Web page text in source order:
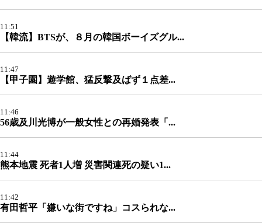
11:51
【韓流】BTSが、８月の韓国ボーイズグル...
11:47
【甲子園】遊学館、猛反撃及ばず１点差...
11:46
56歳及川光博が一般女性との再婚発表「...
11:44
熊本地震 死者1人増 災害関連死の疑い1...
11:42
有田哲平「嫌いな街ですね」コスられな...